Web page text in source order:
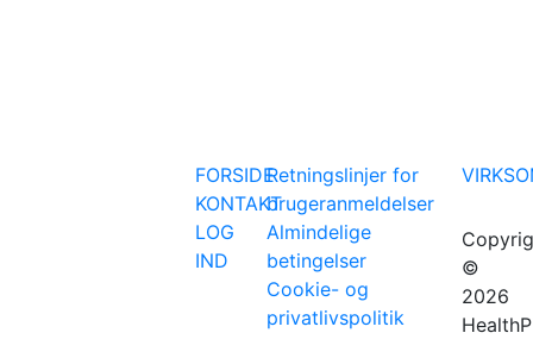
FORSIDE
KONTAKT
LOG
IND
Retningslinjer for
brugeranmeldelser
Almindelige
betingelser
Cookie- og
privatlivspolitik
©
2026